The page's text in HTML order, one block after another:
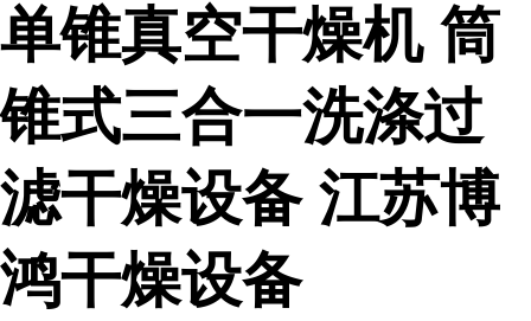
单锥真空干燥机 筒
锥式三合一洗涤过
滤干燥设备 江苏博
鸿干燥设备